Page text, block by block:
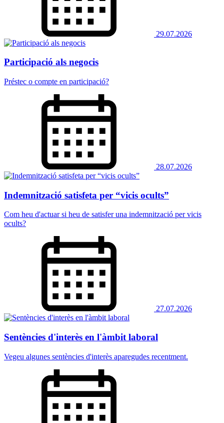
29.07.2026
Participació als negocis
Préstec o compte en participació?
28.07.2026
Indemnització satisfeta per “vicis ocults”
Com heu d'actuar si heu de satisfer una indemnització per vicis
ocults?
27.07.2026
Sentències d'interès en l'àmbit laboral
Vegeu algunes sentències d'interès aparegudes recentment.